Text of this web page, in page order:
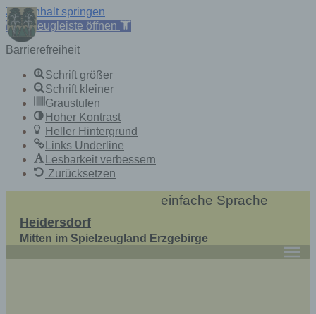
Zum Inhalt springen
Werkzeugleiste öffnen
Barrierefreiheit
Schrift größer
Schrift kleiner
Graustufen
Hoher Kontrast
Heller Hintergrund
Links Underline
Lesbarkeit verbessern
Zurücksetzen
content
einfache Sprache
Heidersdorf
Mitten im Spielzeugland Erzgebirge